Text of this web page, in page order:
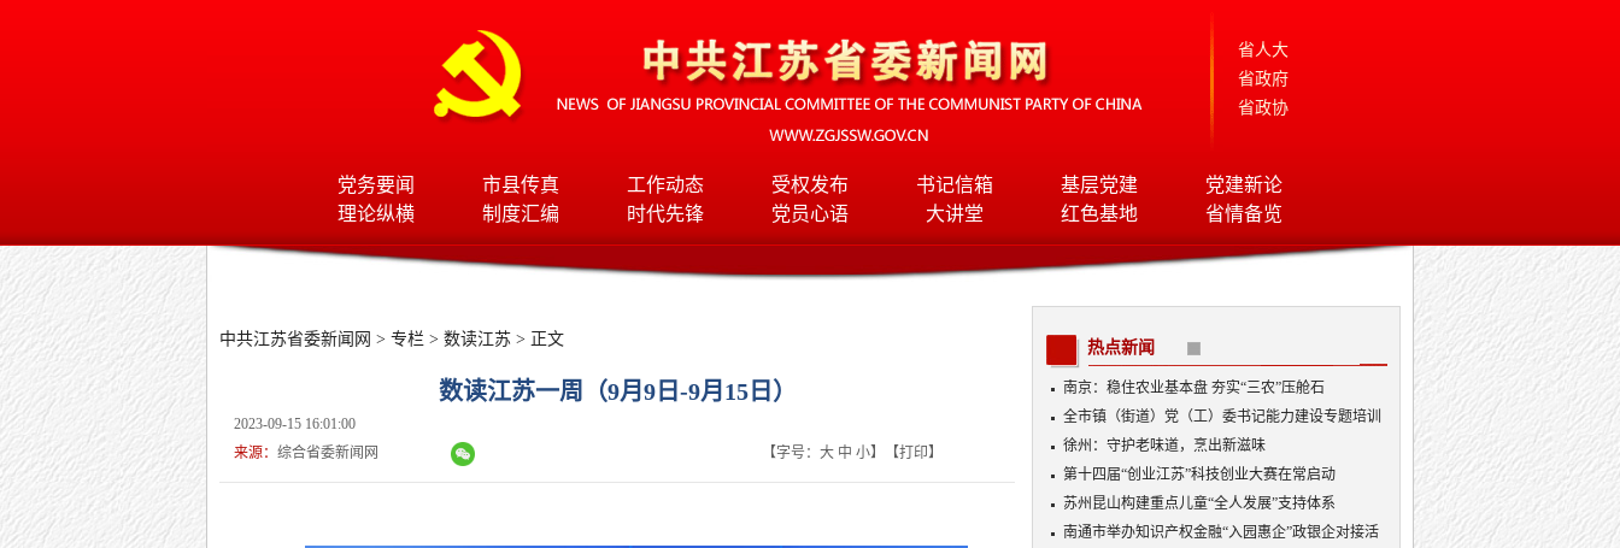
省人大
省政府
省政协
党务要闻 市县传真 工作动态 受权发布 书记信箱 基层党建
党建新论
理论纵横
制度汇编 时代先锋 党员心语 大讲堂 红色基地 省情备览
中共江苏省委新闻网 > 专栏 > 数读江苏 > 正文
数读江苏一周（9月9日-9月15日）
2023-09-15 16:01:00
来源： 综合省委新闻网 【字号： 大 中 小】【打印】
热点新闻
南京：稳住农业基本盘 夯实“三农”压舱石
全市镇（街道）党（工）委书记能力建设专题培训
班开班
徐州：守护老味道，烹出新滋味
第十四届“创业江苏”科技创业大赛在常启动
苏州昆山构建重点儿童“全人发展”支持体系
南通市举办知识产权金融“入园惠企”政银企对接活